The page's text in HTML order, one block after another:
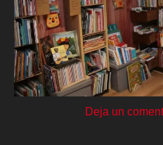
Deja un